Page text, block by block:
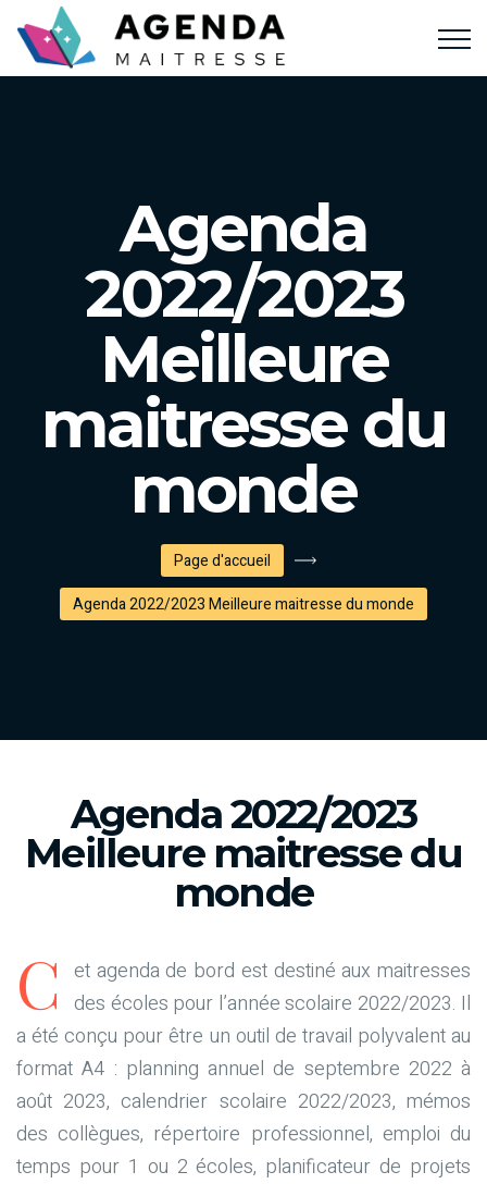
Agenda
2022/2023
Meilleure
maitresse du
monde
Page d'accueil
Agenda 2022/2023 Meilleure maitresse du monde
Agenda 2022/2023
Meilleure maitresse du
monde
C et agenda de bord est destiné aux maitresses
des écoles pour l’année scolaire 2022/2023. Il
a été conçu pour être un outil de travail polyvalent au
format A4 : planning annuel de septembre 2022 à
août 2023, calendrier scolaire 2022/2023, mémos
des collègues, répertoire professionnel, emploi du
temps pour 1 ou 2 écoles, planificateur de projets